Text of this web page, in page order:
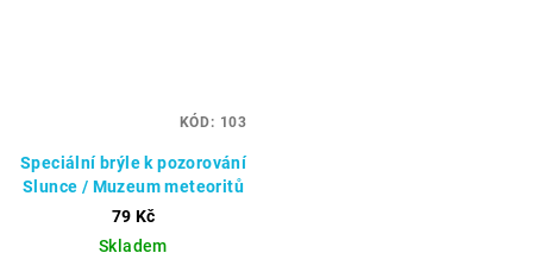
Speciální brýle k pozorování
Slunce / Muzeum meteoritů
79 Kč
Skladem
KÓD: 103